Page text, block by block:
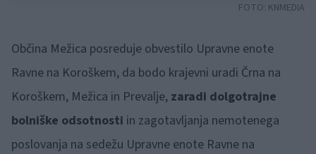
FOTO: KNMEDIA
Občina Mežica posreduje obvestilo Upravne enote
Ravne na Koroškem, da bodo krajevni uradi Črna na
Koroškem, Mežica in Prevalje, zaradi dolgotrajne
bolniške odsotnosti in zagotavljanja nemotenega
poslovanja na sedežu Upravne enote Ravne na